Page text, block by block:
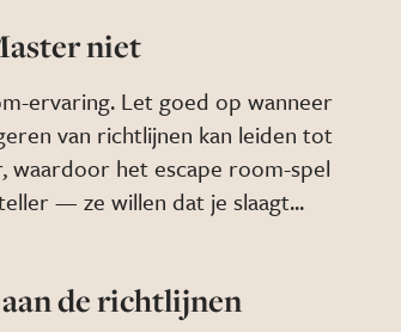
niet
ervaring. Let goed op wanneer
van richtlijnen kan leiden tot
waardoor het escape room-spel
— ze willen dat je slaagt...
de richtlijnen